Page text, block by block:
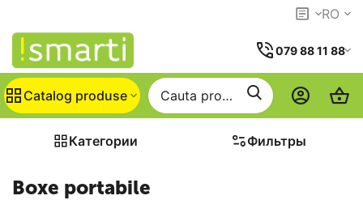
RO
079 88 11 88
Catalog produse
Категории Фильтры
Boxe portabile